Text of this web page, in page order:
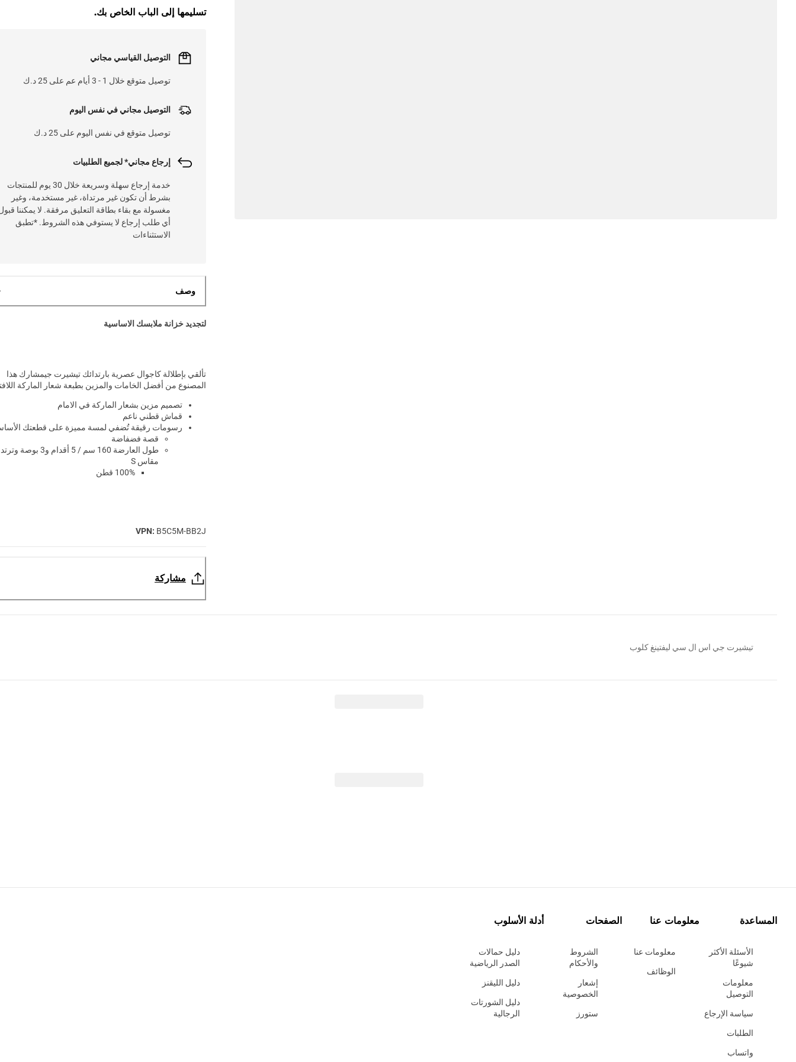
تسليمها إلى الباب الخاص بك.
التوصيل القياسي مجاني
توصيل متوقع خلال 1 - 3 أيام عم على 25 د.ك
التوصيل مجاني في نفس اليوم
توصيل متوقع في نفس اليوم على 25 د.ك
إرجاع مجاني* لجميع الطلبيات
خدمة إرجاع سهلة وسريعة خلال 30 يوم للمنتجات
بشرط أن تكون غير مرتداة، غير مستخدمة، وغير
مغسولة مع بقاء بطاقة التعليق مرفقة. لا يمكننا
أي طلب إرجاع لا يستوفي هذه الشروط. *تطبق
الاستثناءات
وصف
لتجديد خزانة ملابسك الاساسية
تألقي بإطلالة كاجوال عصرية بارتدائك تيشيرت جيمشارك هذا
المصنوع من أفضل الخامات والمزين بطبعة شعار الماركة
تصميم مزين بشعار الماركة في الامام
قماش قطني ناعم
رسومات رقيقة تُضفي لمسة مميزة على قطعتك
قصة فضفاضة
طول العارضة 160 سم / 5 أقدام و3 بوصة
مقاس S
100% قطن
VPN: B5C5M-BB2J
مشاركة
تيشيرت جي اس ال سي ليفتينغ كلوب
المساعدة
الأسئلة الأكثر
شيوعًا
معلومات
التوصيل
سياسة الإرجاع
الطلبات
واتساب
معلومات عنا
معلومات عنا
الوظائف
الصفحات
الشروط
والأحكام
إشعار
الخصوصية
ستورز
أدلة الأسلوب
دليل حمالات
الصدر الرياضية
دليل الليقنز
دليل الشورتات
الرجالية